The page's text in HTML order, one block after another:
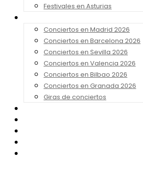
Festivales en Asturias
Conciertos en Madrid 2026
Conciertos en Barcelona 2026
Conciertos en Sevilla 2026
Conciertos en Valencia 2026
Conciertos en Bilbao 2026
Conciertos en Granada 2026
Giras de conciertos